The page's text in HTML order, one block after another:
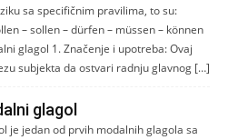
sa specifičnim pravilima, to su:
– sollen – dürfen – müssen – können
glagol 1. Značenje i upotreba: Ovaj
subjekta da ostvari radnju glavnog […]
glagol
je jedan od prvih modalnih glagola sa